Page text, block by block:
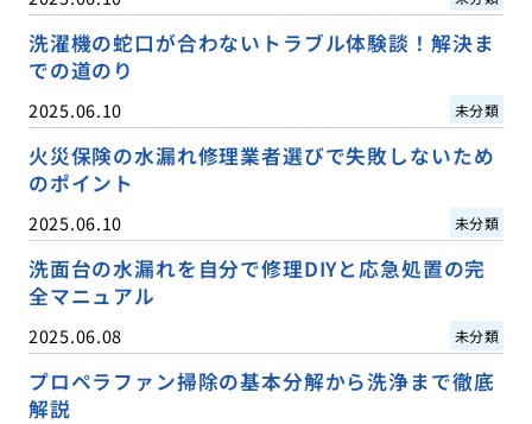
洗濯機の蛇口が合わないトラブル体験談！解決ま
での道のり
2025.06.10 未分類
火災保険の水漏れ修理業者選びで失敗しないため
のポイント
2025.06.10 未分類
洗面台の水漏れを自分で修理DIYと応急処置の完
全マニュアル
2025.06.08 未分類
プロペラファン掃除の基本分解から洗浄まで徹底
解説